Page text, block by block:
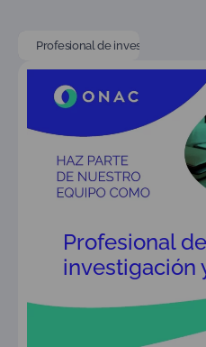
Profesional de investigación y
Profesional de
investigación